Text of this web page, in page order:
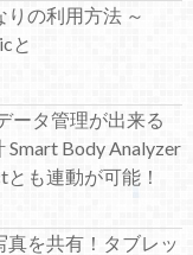
の利用方法 ～
と
ータ管理が出来る
Body Analyzer
も連動が可能！
を共有！タブレッ